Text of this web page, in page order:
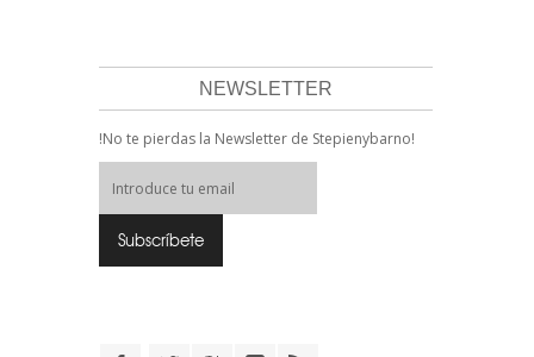
NEWSLETTER
!No te pierdas la Newsletter de Stepienybarno!